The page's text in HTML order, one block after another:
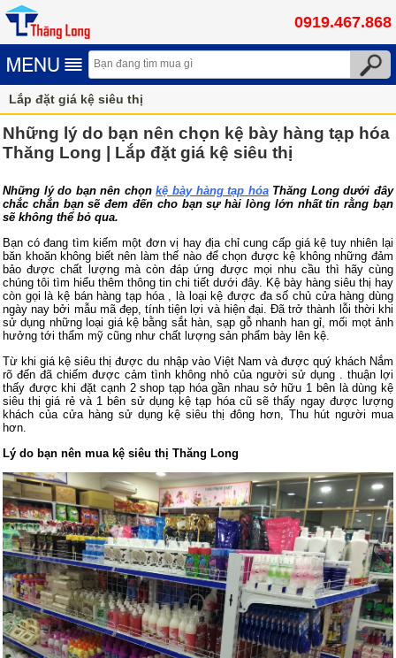
0919.467.868
Lắp đặt giá kệ siêu thị
Những lý do bạn nên chọn kệ bày hàng tạp hóa
Thăng Long | Lắp đặt giá kệ siêu thị
Những lý do bạn nên chọnkệ bày hàng tạp hóa Thăng Long dưới đây
chắc chắn bạn sẽ đem đến cho bạn sự hài lòng lớn nhất tin rằng bạn
sẽ không thể bỏ qua.
Bạn có đang tìm kiếm một đơn vị hay địa chỉ cung cấp giá kệ tuy nhiên lại
băn khoăn không biết nên làm thế nào để chọn được kệ không những đảm
bảo được chất lượng mà còn đáp ứng được mọi nhu cầu thì hãy cùng
chúng tôi tìm hiểu thêm thông tin chi tiết dưới đây. Kệ bày hàng siêu thị hay
còn gọi là kệ bán hàng tạp hóa , là loại kệ được đa số chủ cửa hàng dùng
ngày nay bởi mẫu mã đẹp, tính tiện lợi và hiện đại. Đã trở thành lỗi thời khi
sử dụng những loại giá kệ bằng sắt hàn, sạp gỗ nhanh han gỉ, mối mọt ảnh
hưởng tới thẩm mỹ cũng như chất lượng sản phẩm bày lên kệ.
Từ khi giá kệ siêu thị được du nhập vào Việt Nam và được quý khách Nắm
rõ đến đã chiếm được cảm tình không nhỏ của người sử dụng . thuận lợi
thấy được khi đặt cạnh 2 shop tạp hóa gần nhau sở hữu 1 bên là dùng kệ
siêu thị giá rẻ và 1 bên sử dụng kệ tạp hóa cũ sẽ thấy ngay được lượng
khách của cửa hàng sử dụng kệ siêu thị đông hơn, Thu hút người mua
hơn.
Lý do bạn nên mua kệ siêu thị Thăng Long